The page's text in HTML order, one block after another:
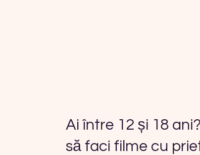
Ai între 12 și 18
să faci filme cu